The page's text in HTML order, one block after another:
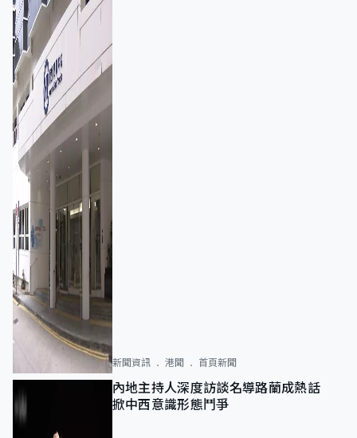
新聞資訊 港聞 首頁新聞
內地主持人深度訪談名導路蘭成熱話
掀中西意識形態鬥爭